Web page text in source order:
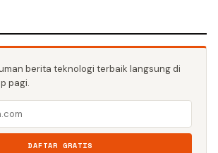
berita teknologi terbaik langsung di
pagi.
DAFTAR GRATIS